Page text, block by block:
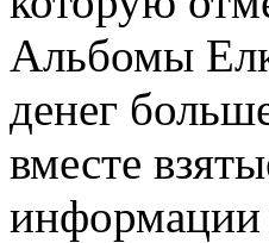
Альбомы
денег
вместе
информации